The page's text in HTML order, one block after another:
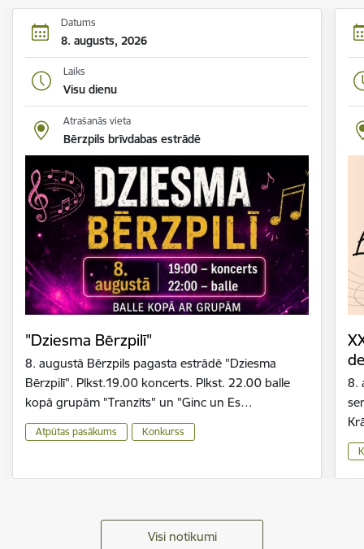
Datums
8. augusts, 2026
Laiks
Visu dienu
Atrašanās vieta
Bērzpils brīvdabas estrādē
"Dziesma Bērzpilī"
8. augustā Bērzpils pagasta estrādē "Dziesma
Bērzpilī". Plkst.19.00 koncerts. Plkst. 22.00 balle
kopā grupām "Tranzīts" un "Ginc un Es…
Atpūtas pasākums Konkurss
8.
Visi notikumi